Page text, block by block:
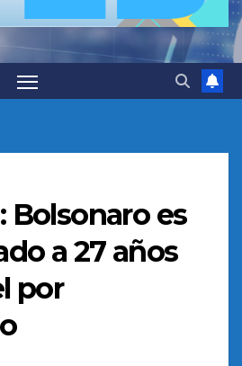
Bolsonaro es
a 27 años
por